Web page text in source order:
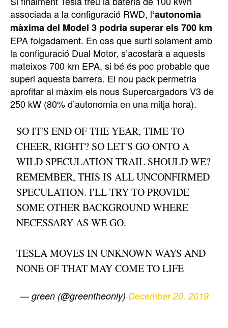
associada a la configuració RWD, l‘autonomia
màxima del Model 3 podria superar els 700 km
EPA folgadament. En cas que surti solament amb
la configuració Dual Motor, s’acostarà a aquests
mateixos 700 km EPA, si bé és poc probable que
superi aquesta barrera. El nou pack permetria
aprofitar al màxim els nous Supercargadors V3 de
250 kW (80% d’autonomia en una mitja hora).
SO IT'S END OF THE YEAR, TIME TO
CHEER, RIGHT? SO LET'S GO ONTO A
WILD SPECULATION TRAIL SHOULD WE?
REMEMBER, THIS IS ALL UNCONFIRMED
SPECULATION. I'LL TRY TO PROVIDE
SOME OTHER BACKGROUND WHERE
NECESSARY AS WE GO.
TESLA MOVES IN UNKNOWN WAYS AND
NONE OF THAT MAY COME TO LIFE
— green (@greentheonly) December 20, 2019